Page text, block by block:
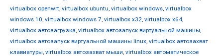
virtualbox openwrt, virtualbox ubuntu, virtualbox windows, virtualbox
windows 10, virtualbox windows 7, virtualbox x32, virtualbox x64,
virtualbox автозагрузка, virtualbox автозапуск виртуальной машины,
virtualbox автозапуск виртуальной машины linux, virtualbox автозахват
клавиатуры, virtualbox автозахват мыши, virtualbox автоматическое